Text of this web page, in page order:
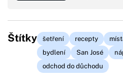
Štítky šetření recepty
bydlení
San José
odchod do důchodu